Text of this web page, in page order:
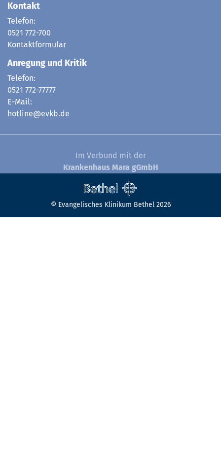
Kontakt
Telefon:
0521 772-700
Kontaktformular
Anregung und Kritik
Telefon:
0521 772-77777
E-Mail:
hotline@evkb.de
Im Verbund mit der
Krankenhaus Mara gGmbH
© Evangelisches Klinikum Bethel 2026